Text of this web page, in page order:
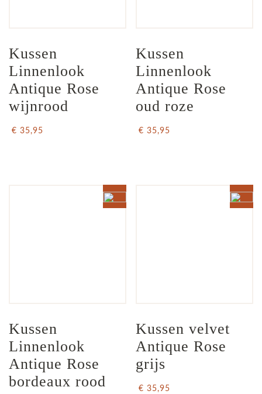
Kussen
Linnenlook
Antique Rose
wijnrood
€ 35,95
Kussen
Linnenlook
Antique Rose
oud roze
€ 35,95
Kussen
Linnenlook
Antique Rose
bordeaux rood
Kussen velvet
Antique Rose
grijs
€ 35,95